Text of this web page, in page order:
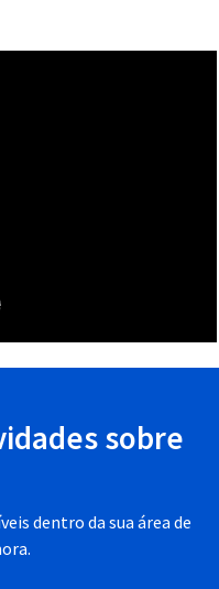
sobre
dentro da sua área de